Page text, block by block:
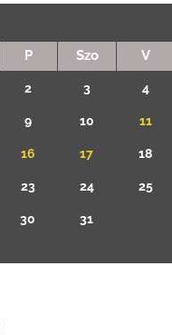
P Szo V
2 3 4
9 10 11
16 17 18
23 24 25
30 31